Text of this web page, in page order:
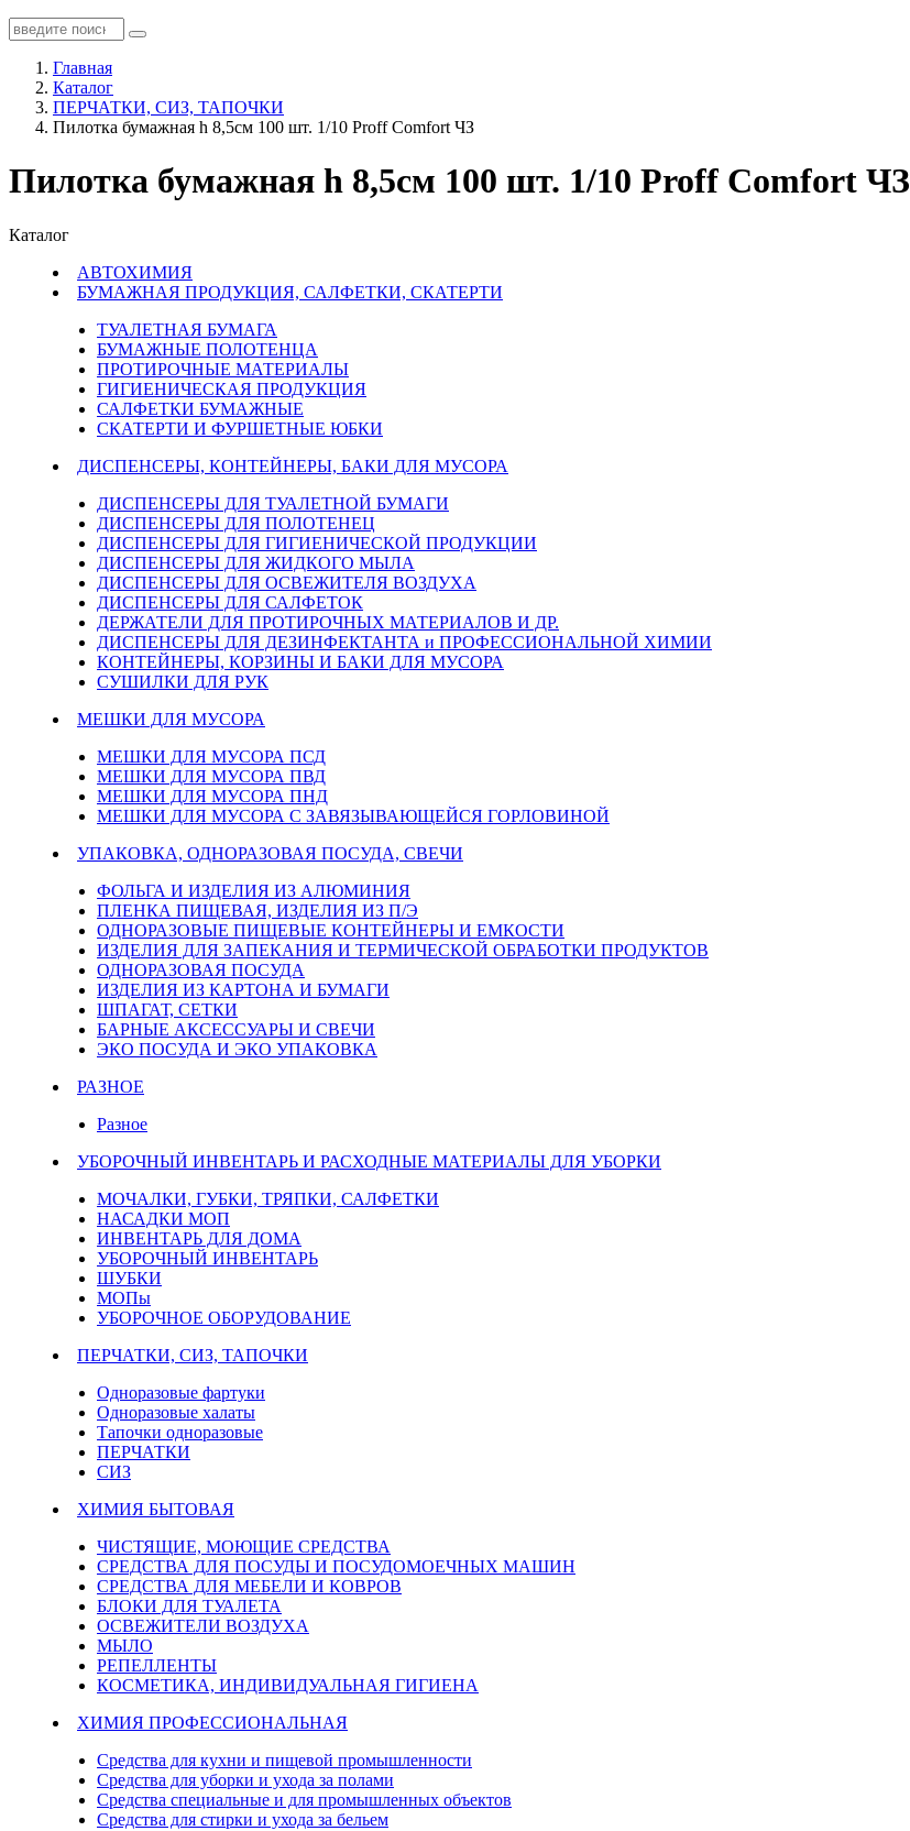
Главная
Каталог
ПЕРЧАТКИ, СИЗ, ТАПОЧКИ
Пилотка бумажная h 8,5см 100 шт. 1/10 Proff Comfort ЧЗ
Пилотка бумажная h 8,5см 100 шт. 1/10 Proff Comfort ЧЗ
Каталог
АВТОХИМИЯ
БУМАЖНАЯ ПРОДУКЦИЯ, САЛФЕТКИ, СКАТЕРТИ
ТУАЛЕТНАЯ БУМАГА
БУМАЖНЫЕ ПОЛОТЕНЦА
ПРОТИРОЧНЫЕ МАТЕРИАЛЫ
ГИГИЕНИЧЕСКАЯ ПРОДУКЦИЯ
САЛФЕТКИ БУМАЖНЫЕ
СКАТЕРТИ И ФУРШЕТНЫЕ ЮБКИ
ДИСПЕНСЕРЫ, КОНТЕЙНЕРЫ, БАКИ ДЛЯ МУСОРА
ДИСПЕНСЕРЫ ДЛЯ ТУАЛЕТНОЙ БУМАГИ
ДИСПЕНСЕРЫ ДЛЯ ПОЛОТЕНЕЦ
ДИСПЕНСЕРЫ ДЛЯ ГИГИЕНИЧЕСКОЙ ПРОДУКЦИИ
ДИСПЕНСЕРЫ ДЛЯ ЖИДКОГО МЫЛА
ДИСПЕНСЕРЫ ДЛЯ ОСВЕЖИТЕЛЯ ВОЗДУХА
ДИСПЕНСЕРЫ ДЛЯ САЛФЕТОК
ДЕРЖАТЕЛИ ДЛЯ ПРОТИРОЧНЫХ МАТЕРИАЛОВ И ДР.
ДИСПЕНСЕРЫ ДЛЯ ДЕЗИНФЕКТАНТА и ПРОФЕССИОНАЛЬНОЙ ХИМИИ
КОНТЕЙНЕРЫ, КОРЗИНЫ И БАКИ ДЛЯ МУСОРА
СУШИЛКИ ДЛЯ РУК
МЕШКИ ДЛЯ МУСОРА
МЕШКИ ДЛЯ МУСОРА ПСД
МЕШКИ ДЛЯ МУСОРА ПВД
МЕШКИ ДЛЯ МУСОРА ПНД
МЕШКИ ДЛЯ МУСОРА С ЗАВЯЗЫВАЮЩЕЙСЯ ГОРЛОВИНОЙ
УПАКОВКА, ОДНОРАЗОВАЯ ПОСУДА, СВЕЧИ
ФОЛЬГА И ИЗДЕЛИЯ ИЗ АЛЮМИНИЯ
ПЛЕНКА ПИЩЕВАЯ, ИЗДЕЛИЯ ИЗ П/Э
ОДНОРАЗОВЫЕ ПИЩЕВЫЕ КОНТЕЙНЕРЫ И ЕМКОСТИ
ИЗДЕЛИЯ ДЛЯ ЗАПЕКАНИЯ И ТЕРМИЧЕСКОЙ ОБРАБОТКИ ПРОДУКТОВ
ОДНОРАЗОВАЯ ПОСУДА
ИЗДЕЛИЯ ИЗ КАРТОНА И БУМАГИ
ШПАГАТ, СЕТКИ
БАРНЫЕ АКСЕССУАРЫ И СВЕЧИ
ЭКО ПОСУДА И ЭКО УПАКОВКА
РАЗНОЕ
Разное
УБОРОЧНЫЙ ИНВЕНТАРЬ И РАСХОДНЫЕ МАТЕРИАЛЫ ДЛЯ УБОРКИ
МОЧАЛКИ, ГУБКИ, ТРЯПКИ, САЛФЕТКИ
НАСАДКИ МОП
ИНВЕНТАРЬ ДЛЯ ДОМА
УБОРОЧНЫЙ ИНВЕНТАРЬ
ШУБКИ
МОПы
УБОРОЧНОЕ ОБОРУДОВАНИЕ
ПЕРЧАТКИ, СИЗ, ТАПОЧКИ
Одноразовые фартуки
Одноразовые халаты
Тапочки одноразовые
ПЕРЧАТКИ
СИЗ
ХИМИЯ БЫТОВАЯ
ЧИСТЯЩИЕ, МОЮЩИЕ СРЕДСТВА
СРЕДСТВА ДЛЯ ПОСУДЫ И ПОСУДОМОЕЧНЫХ МАШИН
СРЕДСТВА ДЛЯ МЕБЕЛИ И КОВРОВ
БЛОКИ ДЛЯ ТУАЛЕТА
ОСВЕЖИТЕЛИ ВОЗДУХА
МЫЛО
РЕПЕЛЛЕНТЫ
КОСМЕТИКА, ИНДИВИДУАЛЬНАЯ ГИГИЕНА
ХИМИЯ ПРОФЕССИОНАЛЬНАЯ
Средства для кухни и пищевой промышленности
Средства для уборки и ухода за полами
Средства специальные и для промышленных объектов
Средства для стирки и ухода за бельем